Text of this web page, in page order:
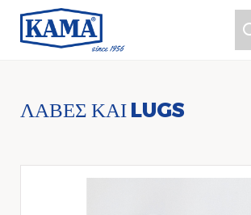
ΛΑΒΈΣ ΚΑΙ LUGS